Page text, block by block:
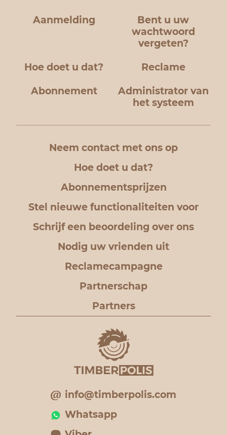
Aanmelding
Bent u uw
wachtwoord
vergeten?
Hoe doet u dat? Reclame
Abonnement
Administrator van
het systeem
Neem contact met ons op
Hoe doet u dat?
Abonnementsprijzen
Stel nieuwe functionaliteiten voor
Schrijf een beoordeling over ons
Nodig uw vrienden uit
Reclamecampagne
Partnerschap
Partners
info@timberpolis.com
Whatsapp